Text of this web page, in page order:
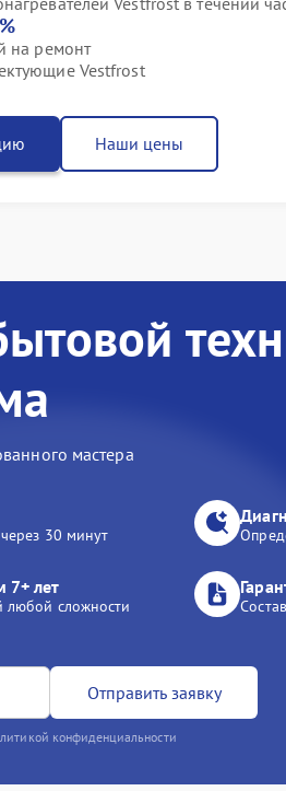
на ремонт
Vestfrost
Наши цены
мастера
30 минут
7+ лет
любой сложности
Отправить заявку
конфиденциальности